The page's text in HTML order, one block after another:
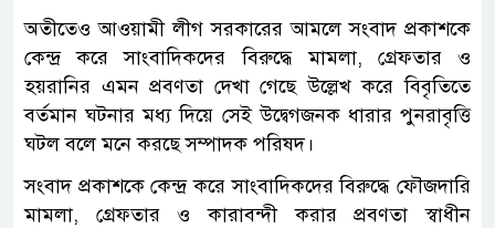
অতীতেও আওয়ামী লীগ সরকারের আমলে সংবাদ প্রকাশকে
কেন্দ্র করে সাংবাদিকদের বিরুদ্ধে মামলা, গ্রেফতার ও
হয়রানির এমন প্রবণতা দেখা গেছে উল্লেখ করে বিবৃতিতে
বর্তমান ঘটনার মধ্য দিয়ে সেই উদ্বেগজনক ধারার পুনরাবৃত্তি
ঘটল বলে মনে করছে সম্পাদক পরিষদ।
সংবাদ প্রকাশকে কেন্দ্র করে সাংবাদিকদের বিরুদ্ধে ফৌজদারি
মামলা, গ্রেফতার ও কারাবন্দী করার প্রবণতা স্বাধীন